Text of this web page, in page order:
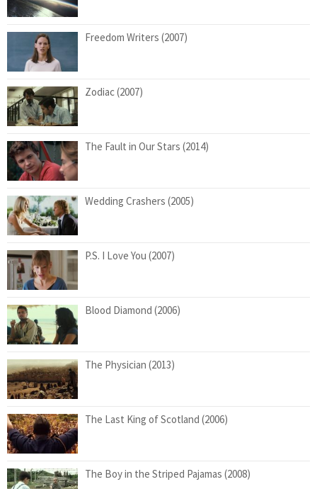
Freedom Writers (2007)
Zodiac (2007)
The Fault in Our Stars (2014)
Wedding Crashers (2005)
P.S. I Love You (2007)
Blood Diamond (2006)
The Physician (2013)
The Last King of Scotland (2006)
The Boy in the Striped Pajamas (2008)